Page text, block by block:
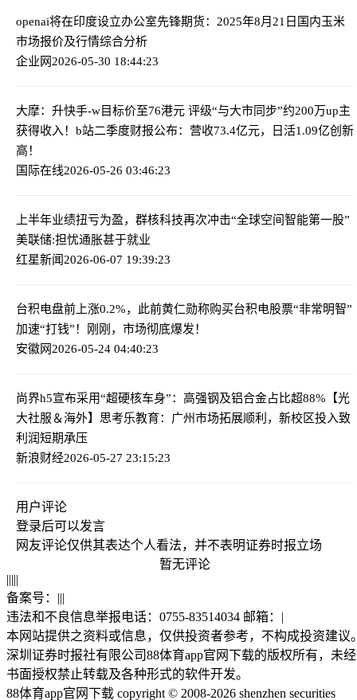
openai将在印度设立办公室先锋期货：2025年8月21日国内玉米
市场报价及行情综合分析
企业网2026-05-30 18:44:23
大摩：升快手-w目标价至76港元 评级“与大市同步”约200万up主
获得收入！b站二季度财报公布：营收73.4亿元，日活1.09亿创新
高！
国际在线2026-05-26 03:46:23
上半年业绩扭亏为盈，群核科技再次冲击“全球空间智能第一股”
美联储:担忧通胀甚于就业
红星新闻2026-06-07 19:39:23
台积电盘前上涨0.2%，此前黄仁勋称购买台积电股票“非常明智”
加速“打钱”！刚刚，市场彻底爆发！
安徽网2026-05-24 04:40:23
尚界h5宣布采用“超硬核车身”：高强钢及铝合金占比超88% 【光
大社服＆海外】思考乐教育：广州市场拓展顺利，新校区投入致
利润短期承压
新浪财经2026-05-27 23:15:23
用户评论
登录后可以发言
网友评论仅供其表达个人看法，并不表明证券时报立场
暂无评论
|||||
备案号： |||
违法和不良信息举报电话：0755-83514034 邮箱： |
本网站提供之资料或信息，仅供投资者参考，不构成投资建议
深圳证券时报社有限公司88体育app官网下载的版权所有，未经
书面授权禁止转载及各种形式的软件开发。
88体育app官网下载 copyright © 2008-2026 shenzhen securities